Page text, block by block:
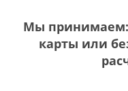
Мы принимаем:
карты или